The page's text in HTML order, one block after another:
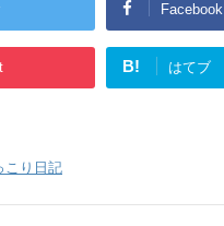
Facebook
B! はてブ
こり日記